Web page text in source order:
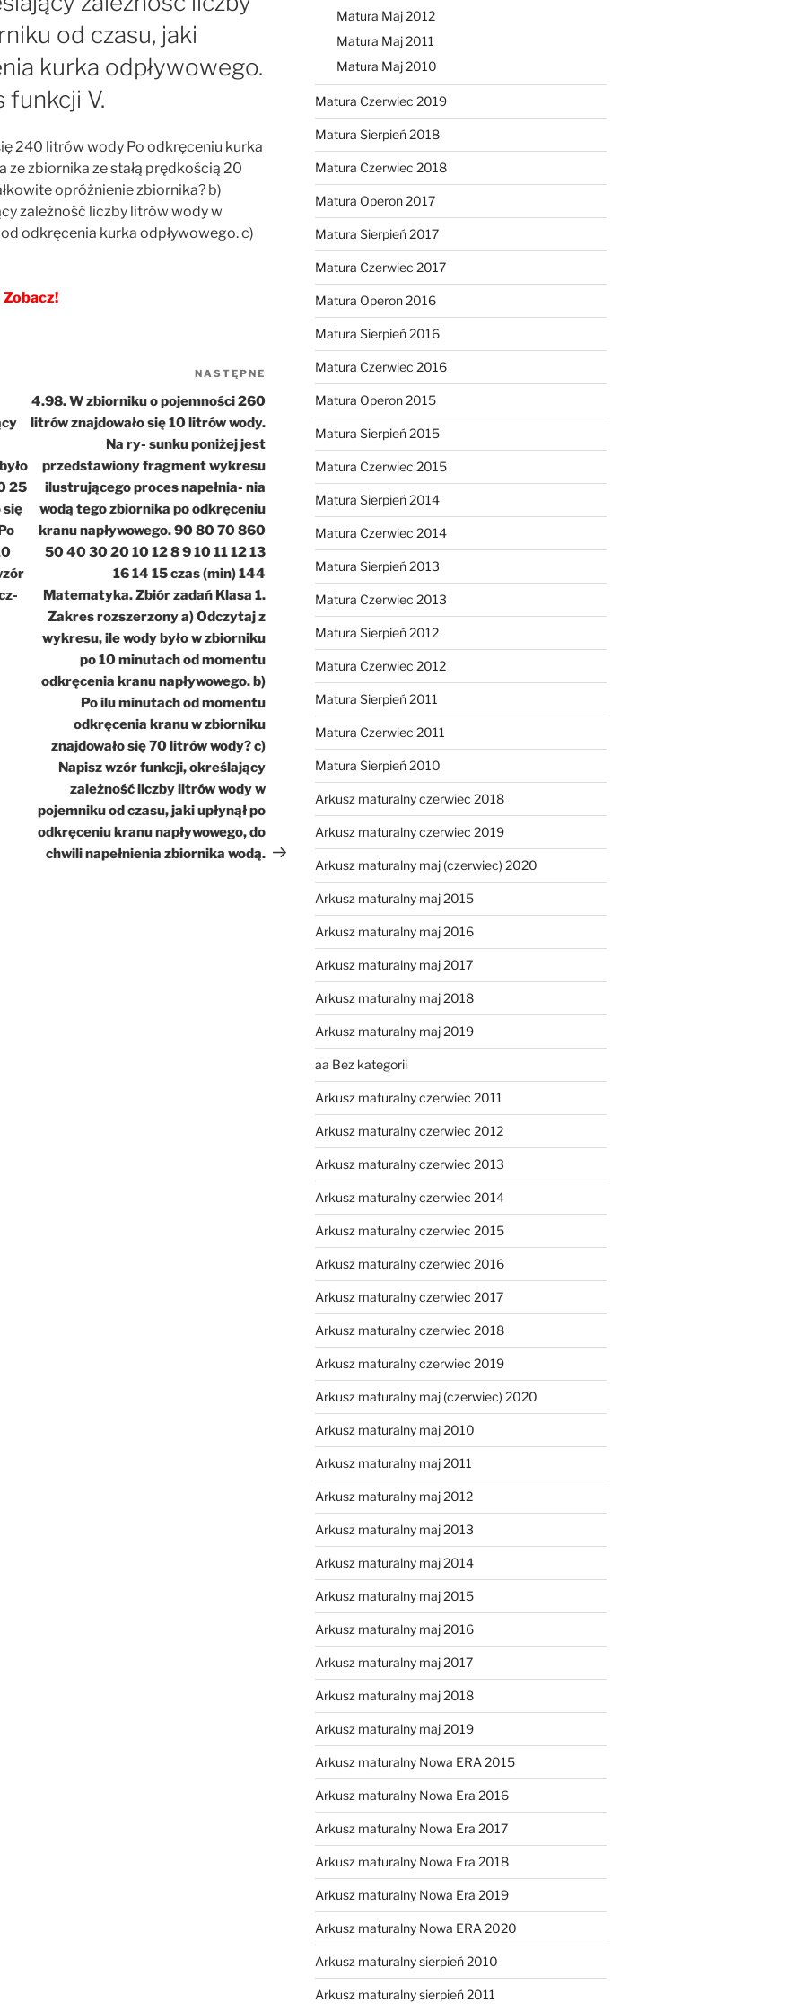
od czasu, jaki
kurka odpływowego.
funkcji V.
240 litrów wody Po odkręceniu kurka
ze zbiornika ze stałą prędkością 20
opróżnienie zbiornika? b)
zależność liczby litrów wody w
odkręcenia kurka odpływowego. c)
Zobacz!
25
się
Następny
wpis
NASTĘPNE
4.98. W zbiorniku o pojemności 260
litrów znajdowało się 10 litrów wody.
Na ry- sunku poniżej jest
przedstawiony fragment wykresu
ilustrującego proces napełnia- nia
wodą tego zbiornika po odkręceniu
kranu napływowego. 90 80 70 860
50 40 30 20 10 12 8 9 10 11 12 13
16 14 15 czas (min) 144
Matematyka. Zbiór zadań Klasa 1.
Zakres rozszerzony a) Odczytaj z
wykresu, ile wody było w zbiorniku
po 10 minutach od momentu
odkręcenia kranu napływowego. b)
Po ilu minutach od momentu
odkręcenia kranu w zbiorniku
znajdowało się 70 litrów wody? c)
Napisz wzór funkcji, określający
zależność liczby litrów wody w
pojemniku od czasu, jaki upłynął po
odkręceniu kranu napływowego, do
chwili napełnienia zbiornika wodą.
Matura Maj 2012
Matura Maj 2011
Matura Maj 2010
Matura Czerwiec 2019
Matura Sierpień 2018
Matura Czerwiec 2018
Matura Operon 2017
Matura Sierpień 2017
Matura Czerwiec 2017
Matura Operon 2016
Matura Sierpień 2016
Matura Czerwiec 2016
Matura Operon 2015
Matura Sierpień 2015
Matura Czerwiec 2015
Matura Sierpień 2014
Matura Czerwiec 2014
Matura Sierpień 2013
Matura Czerwiec 2013
Matura Sierpień 2012
Matura Czerwiec 2012
Matura Sierpień 2011
Matura Czerwiec 2011
Matura Sierpień 2010
Arkusz maturalny czerwiec 2018
Arkusz maturalny czerwiec 2019
Arkusz maturalny maj (czerwiec) 2020
Arkusz maturalny maj 2015
Arkusz maturalny maj 2016
Arkusz maturalny maj 2017
Arkusz maturalny maj 2018
Arkusz maturalny maj 2019
aa Bez kategorii
Arkusz maturalny czerwiec 2011
Arkusz maturalny czerwiec 2012
Arkusz maturalny czerwiec 2013
Arkusz maturalny czerwiec 2014
Arkusz maturalny czerwiec 2015
Arkusz maturalny czerwiec 2016
Arkusz maturalny czerwiec 2017
Arkusz maturalny czerwiec 2018
Arkusz maturalny czerwiec 2019
Arkusz maturalny maj (czerwiec) 2020
Arkusz maturalny maj 2010
Arkusz maturalny maj 2011
Arkusz maturalny maj 2012
Arkusz maturalny maj 2013
Arkusz maturalny maj 2014
Arkusz maturalny maj 2015
Arkusz maturalny maj 2016
Arkusz maturalny maj 2017
Arkusz maturalny maj 2018
Arkusz maturalny maj 2019
Arkusz maturalny Nowa ERA 2015
Arkusz maturalny Nowa Era 2016
Arkusz maturalny Nowa Era 2017
Arkusz maturalny Nowa Era 2018
Arkusz maturalny Nowa Era 2019
Arkusz maturalny Nowa ERA 2020
Arkusz maturalny sierpień 2010
Arkusz maturalny sierpień 2011